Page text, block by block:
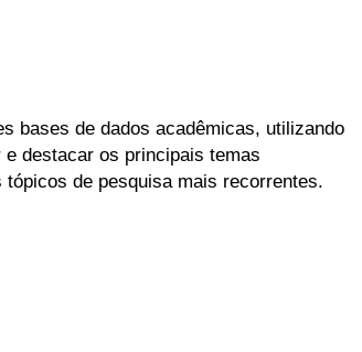
bases de dados acadêmicas, utilizando
destacar os principais temas
de pesquisa mais recorrentes.